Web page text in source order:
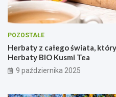
POZOSTAŁE
Herbaty z całego świata,
Herbaty BIO Kusmi Tea
9 października 2025